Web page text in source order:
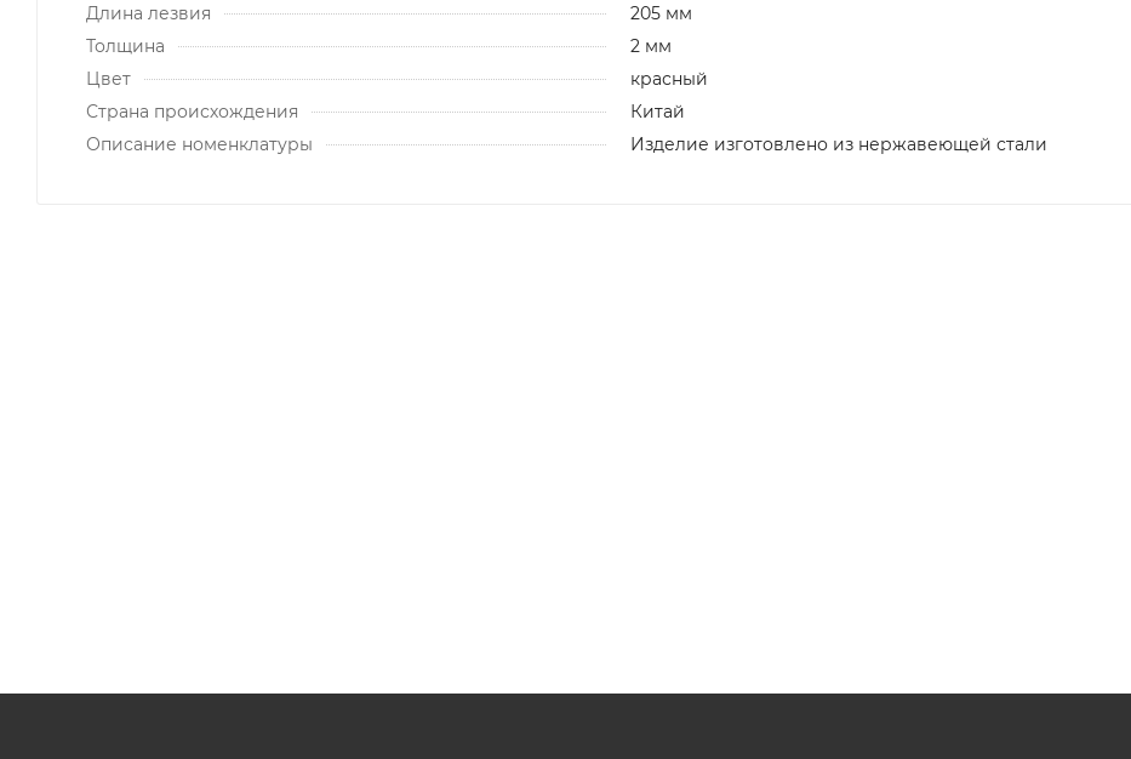
Длина лезвия
205 мм
Толщина
2 мм
Цвет
красный
Страна происхождения
Китай
Описание номенклатуры
Изделие изготовлено из нержавеющей стали